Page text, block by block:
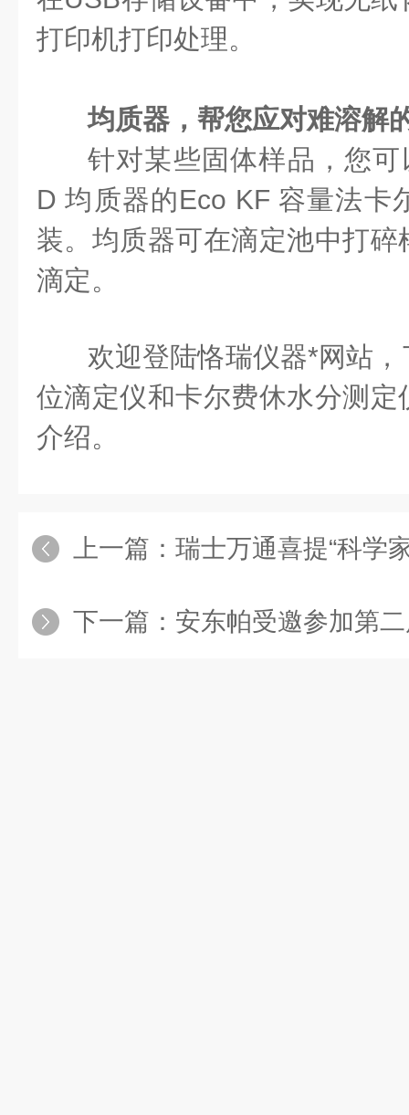
打印机打印处理。
均质器，帮您应对难溶解
针对某些固体样品，您
D 均质器的Eco KF 容量法卡
装。均质器可在滴定池中打
滴定。
欢迎登陆恪瑞仪器*网站
位滴定仪和卡尔费休水分测
介绍。
上一篇： 瑞士万通喜提“科学家选择
下一篇： 安东帕受邀参加第二届中国石